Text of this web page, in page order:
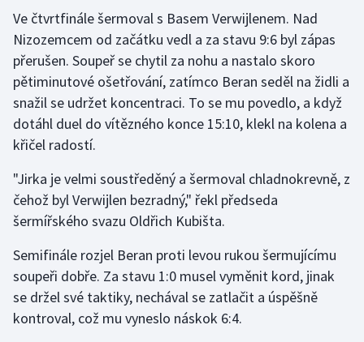
Stolní tenis
Triatlon
Veslování
Vodní slalom
Ostatní
Ve čtvrtfinále šermoval s Basem Verwijlenem. Nad
Nizozemcem od začátku vedl a za stavu 9:6 byl zápas
přerušen. Soupeř se chytil za nohu a nastalo skoro
pětiminutové ošetřování, zatímco Beran seděl na židli a
snažil se udržet koncentraci. To se mu povedlo, a když
dotáhl duel do vítězného konce 15:10, klekl na kolena a
křičel radostí.
"Jirka je velmi soustředěný a šermoval chladnokrevně, z
čehož byl Verwijlen bezradný," řekl předseda
šermířského svazu Oldřich Kubišta.
Semifinále rozjel Beran proti levou rukou šermujícímu
soupeři dobře. Za stavu 1:0 musel vyměnit kord, jinak
se držel své taktiky, nechával se zatlačit a úspěšně
kontroval, což mu vyneslo náskok 6:4.